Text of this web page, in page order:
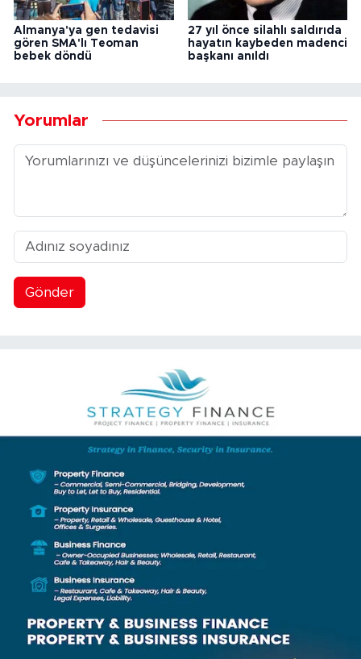
Almanya'ya gen tedavisi
gören SMA'lı Teoman
bebek döndü
27 yıl önce silahlı saldırıda
hayatın kaybeden madenci
başkanı anıldı
Yorumlar
Gönder